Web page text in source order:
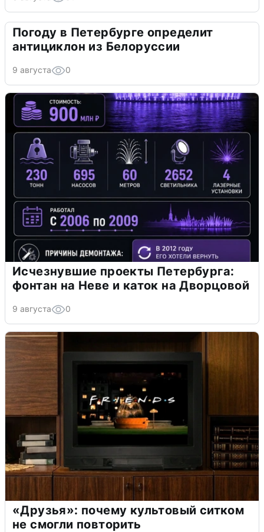
Погоду в Петербурге определит
антициклон из Белоруссии
9 августа 0
Исчезнувшие проекты Петербурга:
фонтан на Неве и каток на Дворцовой
9 августа 0
«Друзья»: почему культовый ситком
не смогли повторить